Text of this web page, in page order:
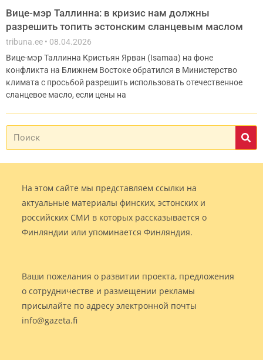
Вице-мэр Таллинна: в кризис нам должны
разрешить топить эстонским сланцевым маслом
tribuna.ee
08.04.2026
Вице-мэр Таллинна Кристьян Ярван (Isamaa) на фоне
конфликта на Ближнем Востоке обратился в Министерство
климата с просьбой разрешить использовать отечественное
сланцевое масло, если цены на
На этом сайте мы представляем ссылки на
актуальные материалы финских, эстонских и
российских СМИ в которых рассказывается о
Финляндии или упоминается Финляндия.
Ваши пожелания о развитии проекта, предложения
о сотрудничестве и размещении рекламы
присылайте по адресу электронной почты
info@gazeta.fi